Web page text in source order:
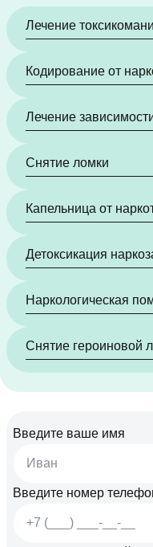
Лечение
Кодирование от
Лечение
Снятие ломки
Капельница от
Детоксикация
Наркологическая
Снятие героиновой
Введите ваше имя
Введите номер